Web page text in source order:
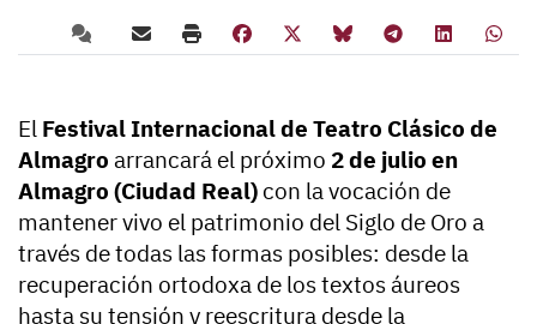
El Festival Internacional de Teatro Clásico de
Almagro arrancará el próximo 2 de julio en
Almagro (Ciudad Real) con la vocación de
mantener vivo el patrimonio del Siglo de Oro a
través de todas las formas posibles: desde la
recuperación ortodoxa de los textos áureos
hasta su tensión y reescritura desde la